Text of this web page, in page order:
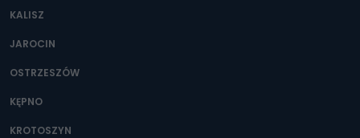
KALISZ
JAROCIN
OSTRZESZÓW
KĘPNO
KROTOSZYN